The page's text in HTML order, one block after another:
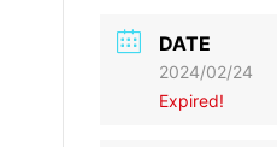
DATE
2024/02/24
Expired!